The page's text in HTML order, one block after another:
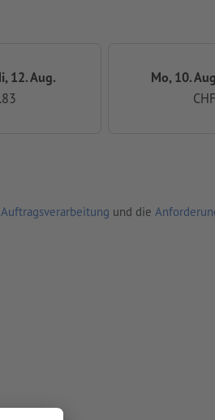
12. Aug.
Mo, 10.
und die